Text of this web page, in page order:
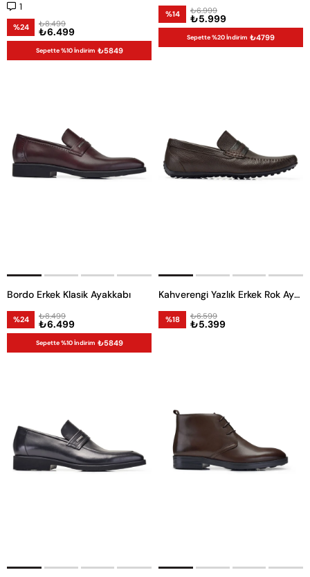
1
%24 ₺6.499
₺8.499
Sepette %10 İndirim ₺5849
%14 ₺5.999
₺6.999
Sepette %20 İndirim ₺4799
Bordo Erkek Klasik Ayakkabı
%24 ₺6.499
₺8.499
Sepette %10 İndirim ₺5849
Kahverengi Yazlık Erkek Rok Ayakkabı
%18 ₺5.399
₺6.599